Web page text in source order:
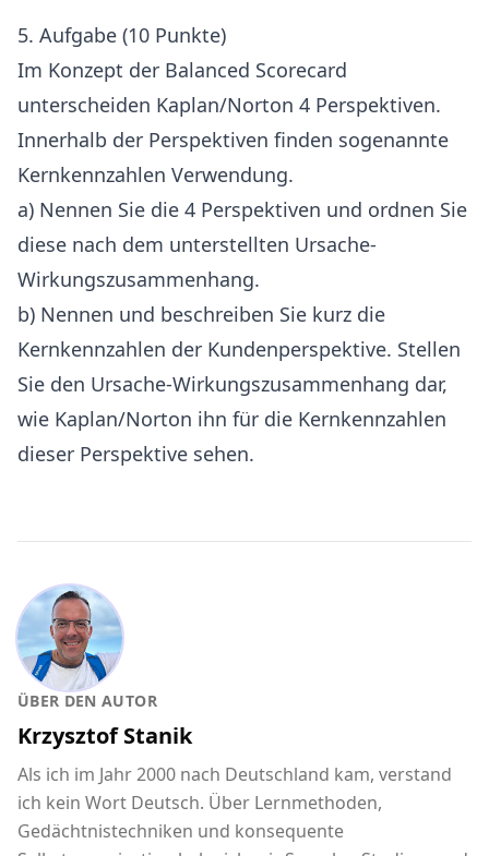
5. Aufgabe (10 Punkte)
Im Konzept der Balanced Scorecard
unterscheiden Kaplan/Norton 4 Perspektiven.
Innerhalb der Perspektiven finden sogenannte
Kernkennzahlen Verwendung.
a) Nennen Sie die 4 Perspektiven und ordnen Sie
diese nach dem unterstellten Ursache-
Wirkungszusammenhang.
b) Nennen und beschreiben Sie kurz die
Kernkennzahlen der Kundenperspektive. Stellen
Sie den Ursache-Wirkungszusammenhang dar,
wie Kaplan/Norton ihn für die Kernkennzahlen
dieser Perspektive sehen.
ÜBER DEN AUTOR
Krzysztof Stanik
Als ich im Jahr 2000 nach Deutschland kam, verstand
ich kein Wort Deutsch. Über Lernmethoden,
Gedächtnistechniken und konsequente